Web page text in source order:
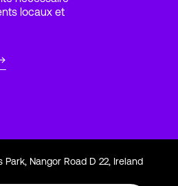
locaux et
Nangor Road D 22, Ireland